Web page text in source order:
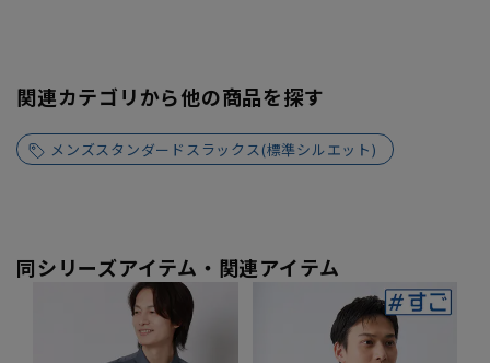
関連カテゴリから他の商品を探す
メンズスタンダードスラックス(標準シルエット)
同シリーズアイテム・関連アイテム